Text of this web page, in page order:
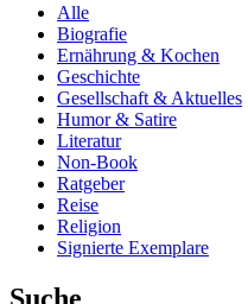
Alle
Biografie
Ernährung & Kochen
Geschichte
Gesellschaft & Aktuelles
Humor & Satire
Literatur
Non-Book
Ratgeber
Reise
Religion
Signierte Exemplare
Suche